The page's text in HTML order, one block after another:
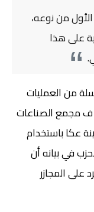
من نوعه،
على هذا
من العمليات
مجمع الصناعات
عكا باستخدام
في بيانه أن
على المجازر